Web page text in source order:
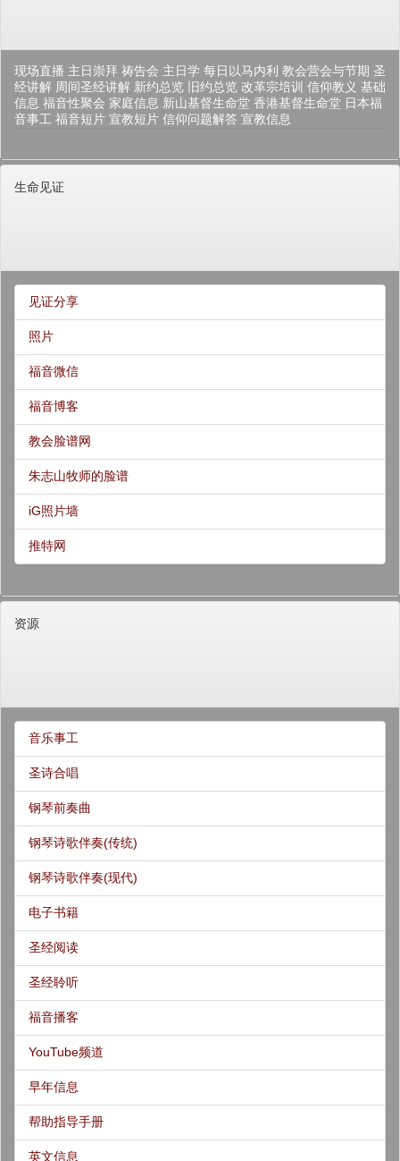
现场直播 主日崇拜 祷告会 主日学 每日以马内利 教会营会与节期 圣
经讲解 周间圣经讲解 新约总览 旧约总览 改革宗培训 信仰教义 基础
信息 福音性聚会 家庭信息 新山基督生命堂 香港基督生命堂 日本福
音事工 福音短片 宣教短片 信仰问题解答 宣教信息
生命见证
见证分享
照片
福音微信
福音博客
教会脸谱网
朱志山牧师的脸谱
iG照片墙
推特网
资源
音乐事工
圣诗合唱
钢琴前奏曲
钢琴诗歌伴奏(传统)
钢琴诗歌伴奏(现代)
电子书籍
圣经阅读
圣经聆听
福音播客
YouTube频道
早年信息
帮助指导手册
英文信息